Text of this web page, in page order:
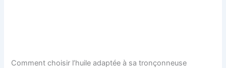
Comment choisir l’huile adaptée à sa tronçonneuse